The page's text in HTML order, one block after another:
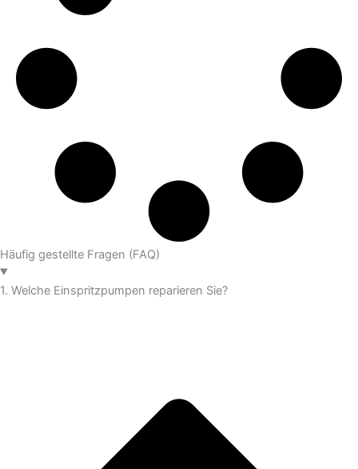
Häufig gestellte Fragen (FAQ)
1. Welche Einspritzpumpen reparieren Sie?